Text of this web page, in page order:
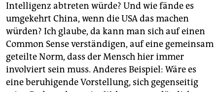
Intelligenz abtreten würde? Und wie fände es
umgekehrt China, wenn die USA das machen
würden? Ich glaube, da kann man sich auf einen
Common Sense verständigen, auf eine gemeinsam
geteilte Norm, dass der Mensch hier immer
involviert sein muss. Anderes Beispiel: Wäre es
eine beruhigende Vorstellung, sich gegenseitig